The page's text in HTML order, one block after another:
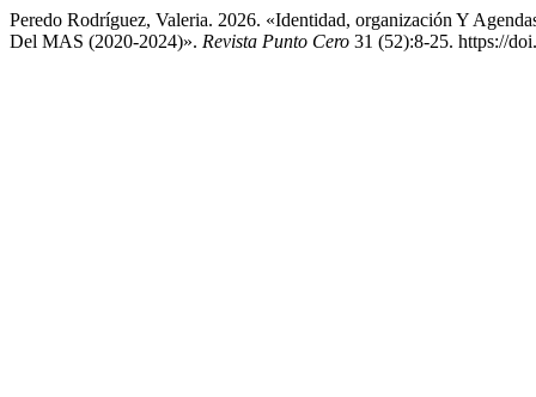
Peredo Rodríguez, Valeria. 2026. «Identidad, organización Y
Del MAS (2020-2024)». Revista Punto Cero 31 (52):8-25. https://